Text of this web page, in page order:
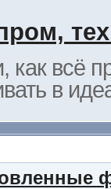
всё
в